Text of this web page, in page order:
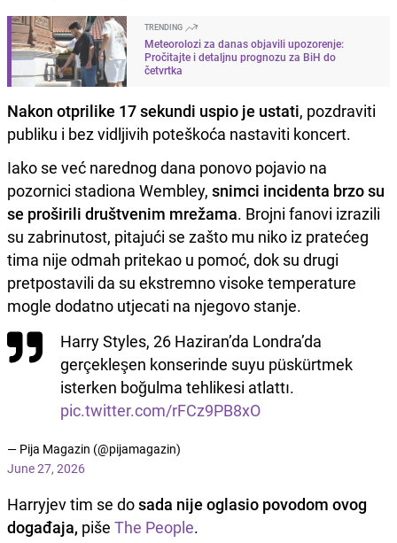
TRENDING
Meteorolozi za danas objavili upozorenje:
Pročitajte i detaljnu prognozu za BiH do
četvrtka
Nakon otprilike 17 sekundi uspio je ustati, pozdraviti
publiku i bez vidljivih poteškoća nastaviti koncert.
Iako se već narednog dana ponovo pojavio na
pozornici stadiona Wembley, snimci incidenta brzo su
se proširili društvenim mrežama. Brojni fanovi izrazili
su zabrinutost, pitajući se zašto mu niko iz pratećeg
tima nije odmah pritekao u pomoć, dok su drugi
pretpostavili da su ekstremno visoke temperature
mogle dodatno utjecati na njegovo stanje.
Harry Styles, 26 Haziran’da Londra’da
gerçekleşen konserinde suyu püskürtmek
isterken boğulma tehlikesi atlattı.
pic.twitter.com/rFCz9PB8xO
— Pija Magazin (@pijamagazin)
June 27, 2026
Harryjev tim se dosada nije oglasio povodom ovog
događaja, piše The People.